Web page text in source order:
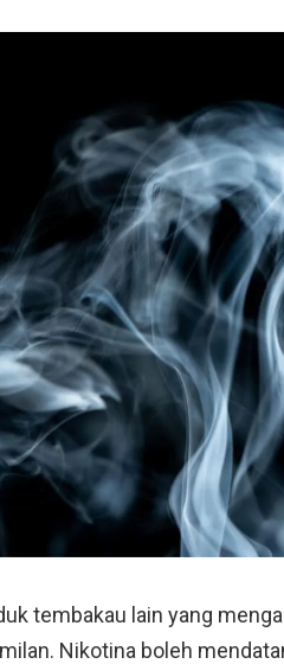
tembakau lain yang
Nikotina boleh